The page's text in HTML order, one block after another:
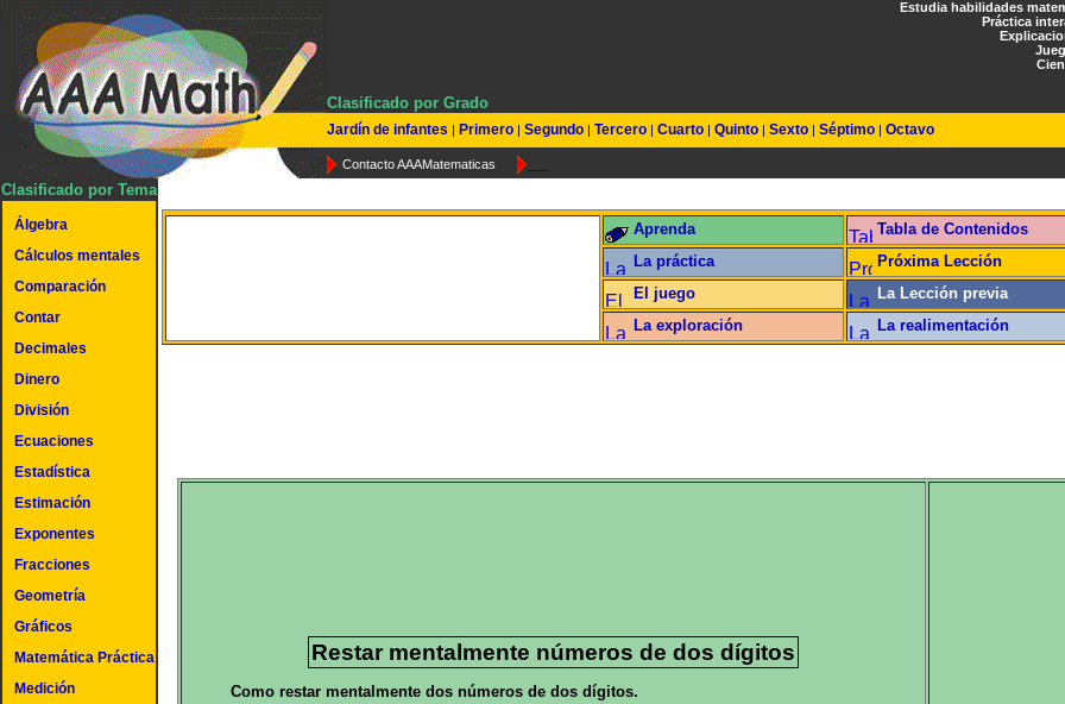
Clasificado por Grado
Estudia habilidades
Práctica
Jardín de infantes | Primero | Segundo | Tercero | Cuarto | Quinto | Sexto | Séptimo | Octavo
Contacto AAAMatematicas
Clasificado por Tema
Álgebra
Cálculos mentales
Comparación
Contar
Decimales
Dinero
División
Ecuaciones
Estadística
Estimación
Exponentes
Fracciones
Geometría
Gráficos
Matemática Práctica
Medición
Aprenda
Tabla de Contenidos
La práctica
Próxima Lección
El juego
La Lección previa
La exploración
La realimentación
Restar mentalmente números de dos dígitos
Como restar mentalmente dos números de dos dígitos.